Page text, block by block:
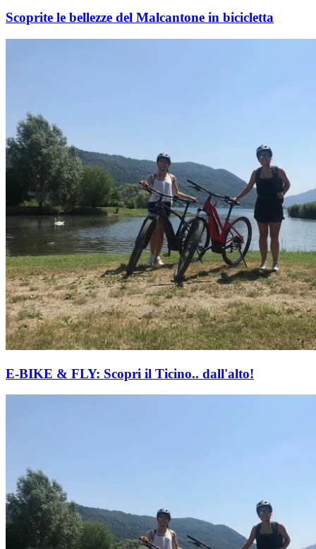
Scoprite le bellezze del Malcantone in bicicletta
E-BIKE & FLY: Scopri il Ticino.. dall'alto!